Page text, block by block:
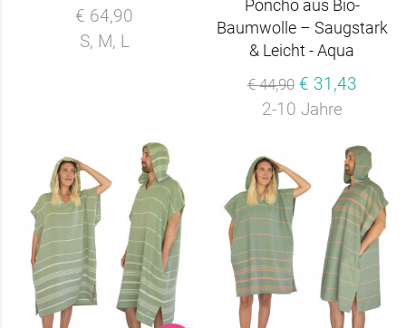
€ 64,90
S, M, L
Poncho aus Bio-
Baumwolle – Saugstark
& Leicht - Aqua
€ 44,90 € 31,43
2-10 Jahre